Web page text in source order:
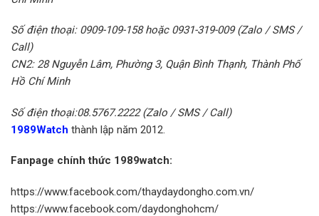
Số điện thoại: 0909-109-158 hoặc 0931-319-009 (Zalo / SMS /
Call)
CN2: 28 Nguyễn Lâm, Phường 3, Quận Bình Thạnh, Thành Phố
Hồ Chí Minh
Số điện thoại:08.5767.2222 (Zalo / SMS / Call)
1989Watch thành lập năm 2012.
Fanpage chính thức 1989watch:
https://www.facebook.com/thaydaydongho.com.vn/
https://www.facebook.com/daydonghohcm/